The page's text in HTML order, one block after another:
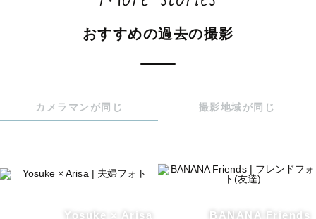
おすすめの過去の撮影
カメラマンが同じ 撮影地域が同じ
Yosuke × Arisa BANANA Friends